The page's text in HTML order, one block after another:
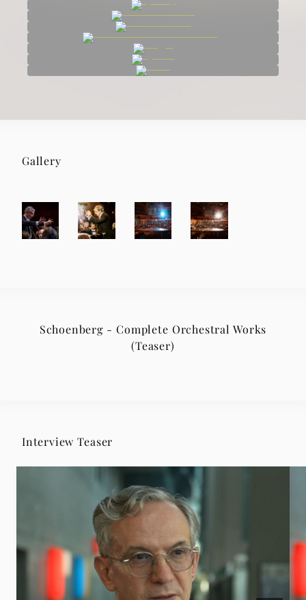
Gallery
Schoenberg - Complete Orchestral Works
(Teaser)
Interview Teaser